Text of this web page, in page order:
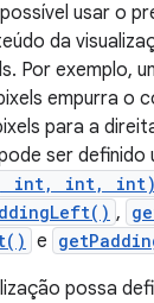
usar o
da
Por exemplo,
empurra o
para a
ser definido
int, int, int)
,
e
possa